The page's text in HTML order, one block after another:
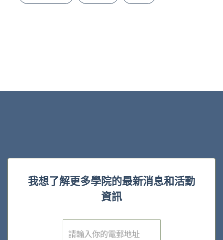
我想了解更多學院的最新消息和活動
資訊
電
子